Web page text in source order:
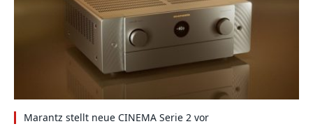
Marantz stellt neue CINEMA Serie 2 vor